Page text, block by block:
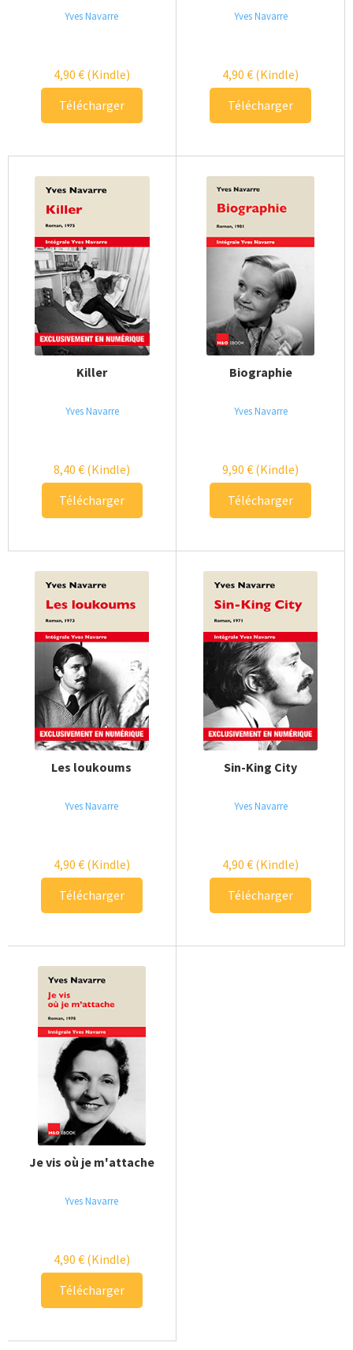
Yves Navarre
4,90 €(Kindle)
Télécharger
Yves Navarre
4,90€ (Kindle)
Télécharger
Killer
Yves Navarre
8,40€ (Kindle)
Télécharger
Biographie
Yves Navarre
9,90€ (Kindle)
Télécharger
Les loukoums
Yves Navarre
4,90 €(Kindle)
Télécharger
Sin-King City
Yves Navarre
4,90€ (Kindle)
Télécharger
Je vis où je m'attache
Yves Navarre
4,90 €(Kindle)
Télécharger